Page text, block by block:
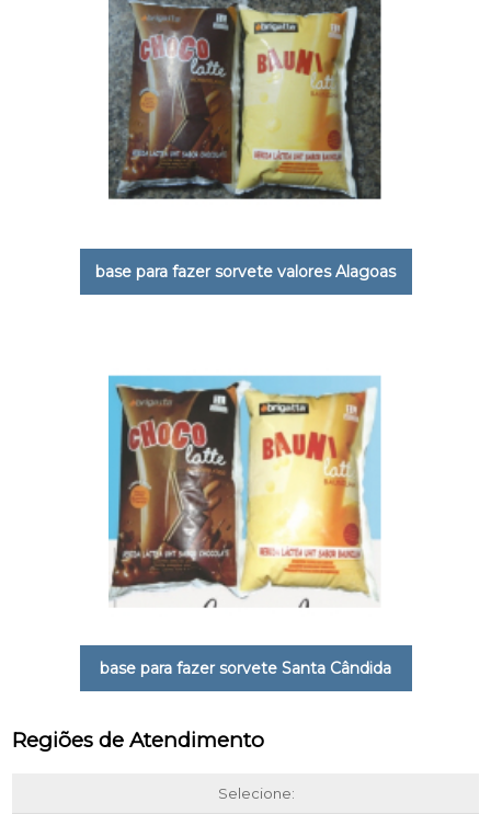
base para fazer sorvete valores Alagoas
base para fazer sorvete Santa Cândida
Regiões de Atendimento
Selecione: